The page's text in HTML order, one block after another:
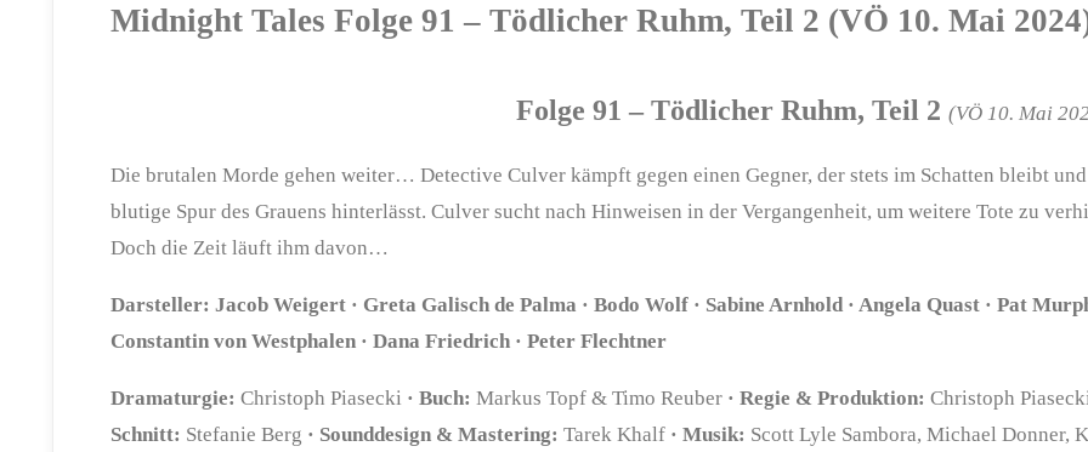
Midnight Tales Folge 91 – Tödlicher Ruhm, Teil 2 (VÖ 10. Mai
Folge 91 – Tödlicher Ruhm, Teil 2(VÖ 10. Mai
Die brutalen Morde gehen weiter… Detective Culver kämpft gegen einen Gegner, der stets im Schatten bleibt
blutige Spur des Grauens hinterlässt. Culver sucht nach Hinweisen in der Vergangenheit, um weitere Tote zu
Doch die Zeit läuft ihm davon…
Darsteller: Jacob Weigert · Greta Galisch de Palma · Bodo Wolf · Sabine Arnhold · Angela Quast · Pat
Constantin von Westphalen · Dana Friedrich · Peter Flechtner
Dramaturgie: Christoph Piasecki · Buch: Markus Topf & Timo Reuber · Regie & Produktion: Christoph Piasecki
Schnitt: Stefanie Berg · Sounddesign & Mastering: Tarek Khalf · Musik: Scott Lyle Sambora, Michael Donner,